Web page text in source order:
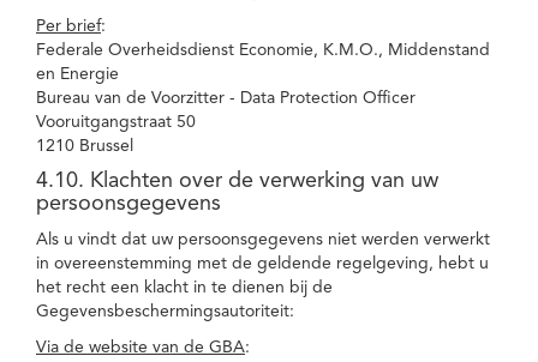
Per brief:
Federale Overheidsdienst Economie, K.M.O., Middenstand
en Energie
Bureau van de Voorzitter - Data Protection Officer
Vooruitgangstraat 50
1210 Brussel
4.10. Klachten over de verwerking van uw
persoonsgegevens
Als u vindt dat uw persoonsgegevens niet werden verwerkt
in overeenstemming met de geldende regelgeving, hebt u
het recht een klacht in te dienen bij de
Gegevensbeschermingsautoriteit:
Via de website van de GBA: